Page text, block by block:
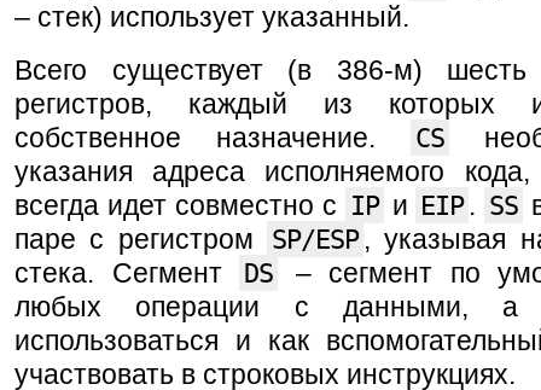
– стек) использует указанный.
Всего существует (в 386-м) шесть
регистров, каждый из которых
собственное назначение.
CS
указания адреса исполняемого
всегда идет совместно с IP и EIP . SS
паре с регистром
SP/ESP , указывая
стека. Сегмент
DS
– сегмент по
любых операции с данными,
использоваться и как
участвовать в строковых инструкциях.